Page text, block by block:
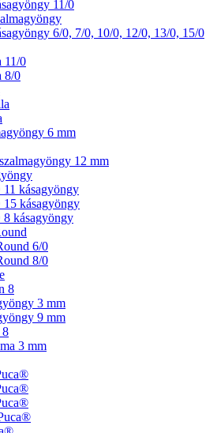
11/0
6/0, 7/0, 10/0, 12/0, 13/0, 15/0
11/0
8/0
6 mm
12 mm
kásagyöngy
kásagyöngy
kásagyöngy
6/0
8/0
8
3 mm
9 mm
8
3 mm